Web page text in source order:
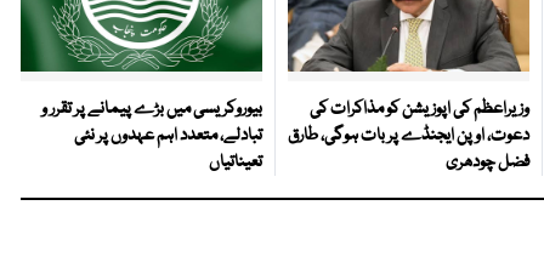
وزیراعظم کی اپوزیشن کو مذاکرات کی
دعوت، اوپن ایجنڈے پر بات ہوگی، طارق
فضل چودھری
بیوروکریسی میں بڑے پیمانے پر تقرر و
تبادلے، متعدد اہم عہدوں پر نئی
تعیناتیاں